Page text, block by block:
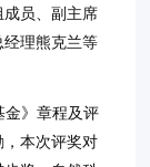
员、副主席
理熊克兰等
金》章程及评
本次评奖对